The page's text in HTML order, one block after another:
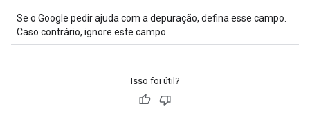
Se o Google pedir ajuda com a depuração, defina esse campo.
Caso contrário, ignore este campo.
Isso foi útil?